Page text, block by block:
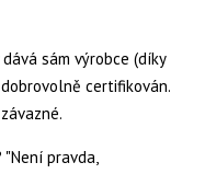
sám výrobce (díky
certifikován.
pravda,